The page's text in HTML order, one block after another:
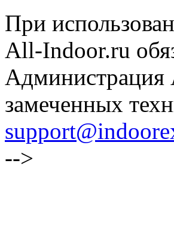
При
All-Indoor.ru
Администрация
замеченных
-->